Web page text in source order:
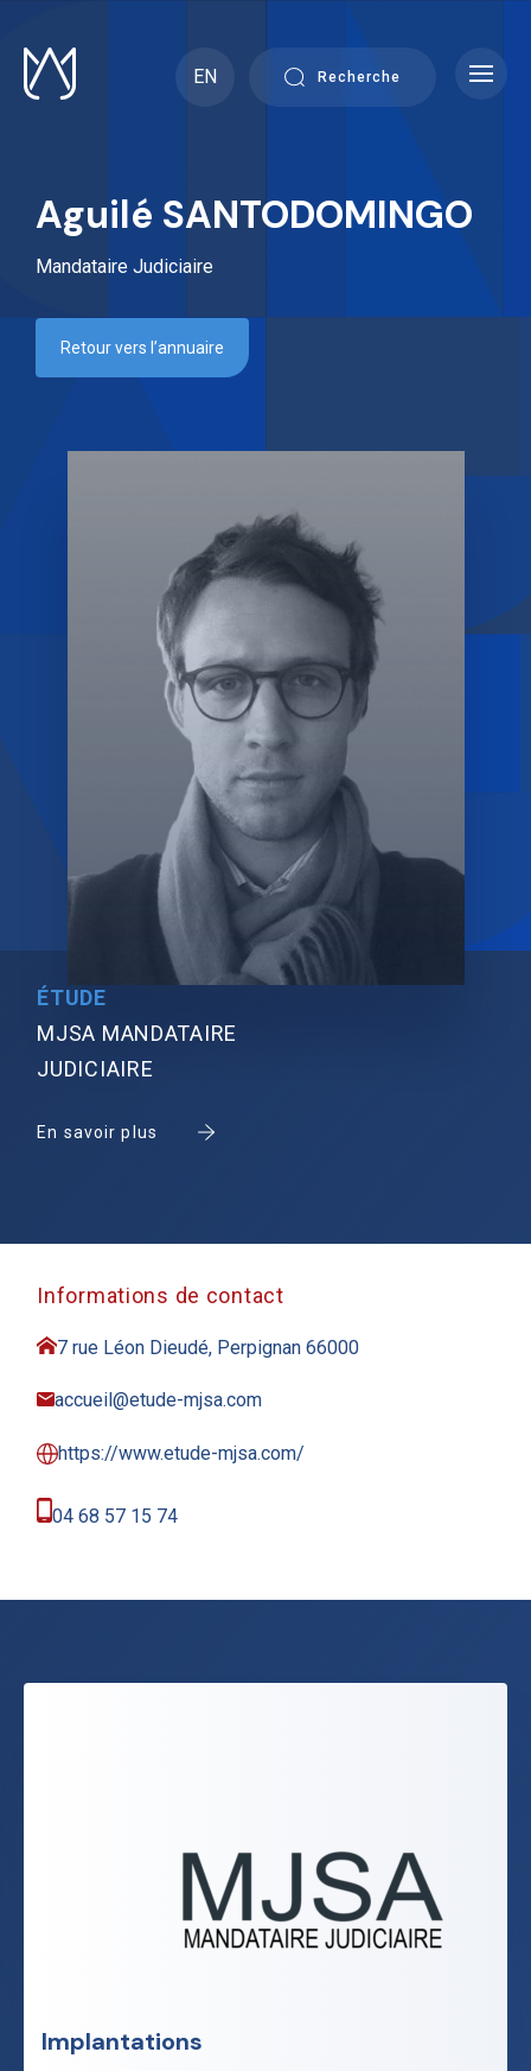
content
EN
Recherche
Aguilé SANTODOMINGO
Mandataire Judiciaire
Retour vers l’annuaire
ÉTUDE
MJSA MANDATAIRE
JUDICIAIRE
En savoir plus
Informations de contact
7 rue Léon Dieudé, Perpignan 66000
accueil@etude-mjsa.com
https://www.etude-mjsa.com/
04 68 57 15 74
Implantations